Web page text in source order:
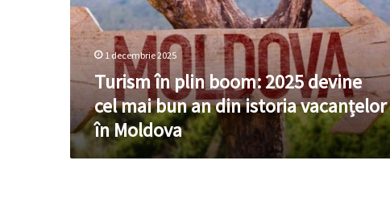
devine
cel
mai
bun
an
istoria
vacanțelor
în
Moldova
1 decembrie 2025
Turism în plin boom: 2025 devine
cel mai bun an din istoria vacanțelor
în Moldova